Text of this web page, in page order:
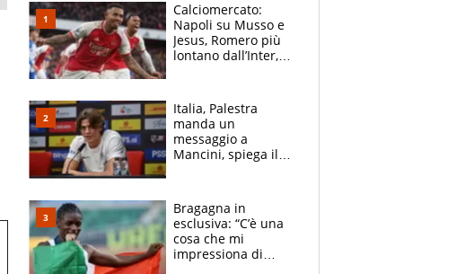
Calciomercato:
Napoli su Musso e
Jesus, Romero più
lontano dall’Inter,
tabellone
Italia, Palestra
manda un
messaggio a
Mancini, spiega il
l'alleanza con
Donnarumma
Bragagna in
esclusiva: “C’è una
cosa che mi
impressiona di